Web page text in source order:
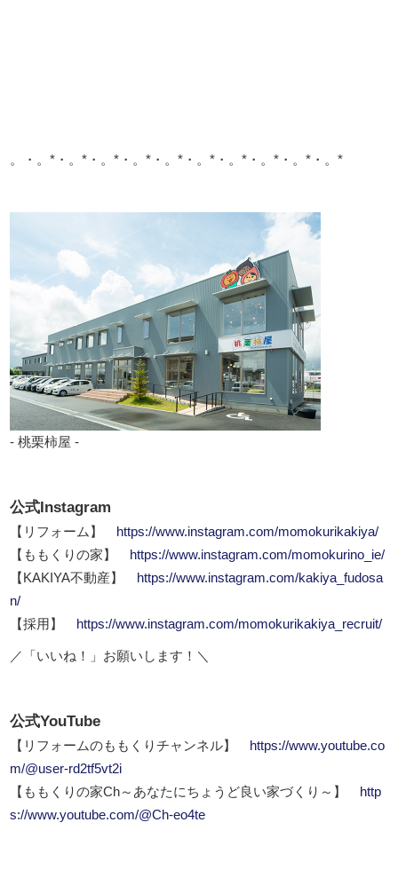
。・。*・。*・。*・。*・。*・。*・。*・。*・。*・。*
- 桃栗柿屋 -
公式Instagram
【リフォーム】
https://www.instagram.com/momokurikakiya/
【ももくりの家】
https://www.instagram.com/momokurino_ie/
【KAKIYA不動産】
https://www.instagram.com/kakiya_fudosa
n/
【採用】
https://www.instagram.com/momokurikakiya_recruit/
／「いいね！」お願いします！＼
公式YouTube
【リフォームのももくりチャンネル】
https://www.youtube.co
m/@user-rd2tf5vt2i
【ももくりの家Ch～あなたにちょうど良い家づくり～】
http
s://www.youtube.com/@Ch-eo4te